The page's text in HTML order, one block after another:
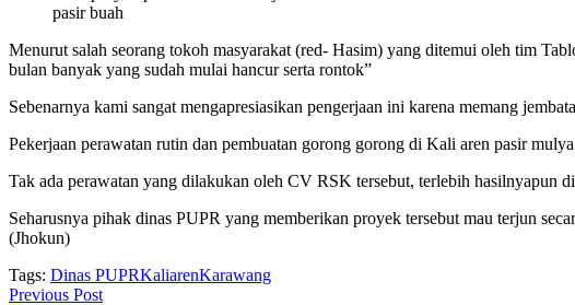
pasir buah
Menurut salah seorang tokoh masyarakat (red- Hasim) yang ditemui oleh tim
bulan banyak yang sudah mulai hancur serta rontok”
Sebenarnya kami sangat mengapresiasikan pengerjaan ini karena memang
Pekerjaan perawatan rutin dan pembuatan gorong gorong di Kali aren pasir
Tak ada perawatan yang dilakukan oleh CV RSK tersebut, terlebih hasilnyapun
Seharusnya pihak dinas PUPR yang memberikan proyek tersebut mau terjun
(Jhokun)
Tags: Dinas PUPRKaliarenKarawang
Previous Post